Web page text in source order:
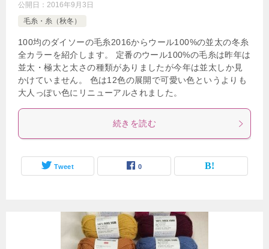
公開日： 2016年9月3日
毛糸・糸（秋冬）
100均のダイソーの毛糸2016からウール100%の並太の冬糸
全カラーを紹介します。 定番のウール100%の毛糸は昨年は
並太・極太と太さの種類がありましたが今年は並太しか見
かけていません。 色は12色の展開で可愛い色というよりも
大人っぽい色にリニューアルされました。
続きを読む
Tweet 0